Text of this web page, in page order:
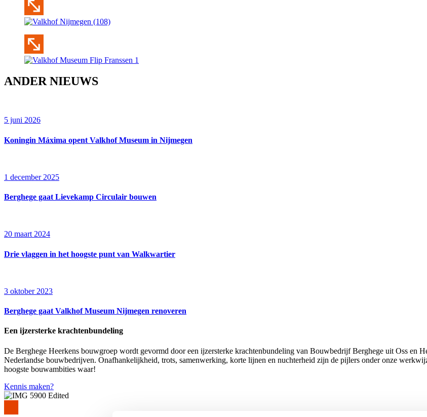
ANDER NIEUWS
5 juni 2026
Koningin Máxima opent Valkhof Museum in Nijmegen
1 december 2025
Berghege gaat Lievekamp Circulair bouwen
20 maart 2024
Drie vlaggen in het hoogste punt van Walkwartier
3 oktober 2023
Berghege gaat Valkhof Museum Nijmegen renoveren
Een ijzersterke krachtenbundeling
De Berghege Heerkens bouwgroep wordt gevormd door een ijzersterke krachtenbundeling van Bouwbedrijf Berghege uit Oss en
Nederlandse bouwbedrijven. Onafhankelijkheid, trots, samenwerking, korte lijnen en nuchterheid zijn de pijlers onder onze
hoogste bouwambities waar!
Kennis maken?